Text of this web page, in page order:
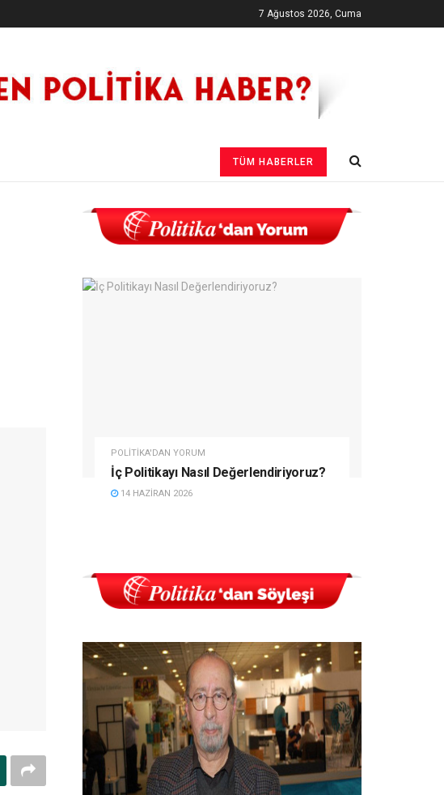
7 Ağustos 2026, Cuma
TÜM HABERLER
POLITIKA'DAN YORUM
İç Politikayı Nasıl Değerlendiriyoruz?
14 HAZIRAN 2026